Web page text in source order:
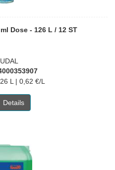
Dose - 126 L / 12 ST
L | 0,62 €/L
Details